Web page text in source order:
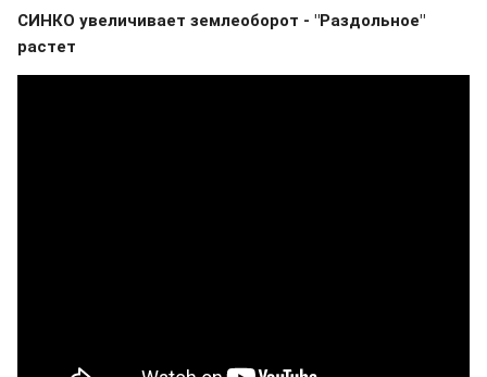
СИНКО увеличивает землеоборот - "Раздольное"
растет